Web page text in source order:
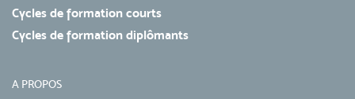
Cycles de formation courts
Cycles de formation diplômants
A PROPOS